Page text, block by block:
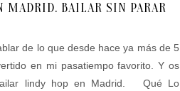
MADRID. BAILAR SIN PARAR
de lo que desde hace ya más de 5
en mi pasatiempo favorito. Y os
lindy hop en Madrid. Qué Lo